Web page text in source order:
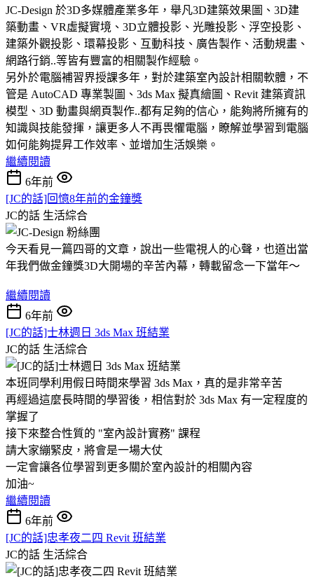
JC-Design 於3D多媒體產業多年，舉凡3D建築效果圖、3D建
築動畫、VR虛擬實境、3D立體投影、光雕投影、浮空投影、
建築外觀投影、環幕投影、互動科技、廣告製作、活動規畫、
網路行銷..等皆有豐富的相關製作經驗。
另外於電腦補習界授課多年，對於建築室內設計相關軟體，不
管是 AutoCAD 專業製圖、3ds Max 擬真繪圖、Revit 建築資訊
模型、3D 動畫與網頁製作..都有足夠的信心，能夠將所擁有的
知識與技能發揮，讓更多人不再畏懼電腦，瞭解並學習到電腦
如何能夠提昇工作效率、並增加生活娛樂。
繼續閱讀
6年前
[JC的話]回憶8年前的金鐘獎
JC的話 生活綜合
今天看見一篇四哥的文章，說出一些電視人的心聲，也道出當
年我們做金鐘獎3D大開場的辛苦內幕，轉載留念一下當年～
繼續閱讀
6年前
[JC的話]士林週日 3ds Max 班結業
JC的話 生活綜合
本班同學利用假日時間來學習 3ds Max，真的是非常辛苦
再經過這麼長時間的學習後，相信對於 3ds Max 有一定程度的
掌握了
接下來整合性質的 "室內設計實務" 課程
請大家繃緊皮，將會是一場大仗
一定會讓各位學習到更多關於室內設計的相關內容
加油~
繼續閱讀
6年前
[JC的話]忠孝夜二四 Revit 班結業
JC的話 生活綜合